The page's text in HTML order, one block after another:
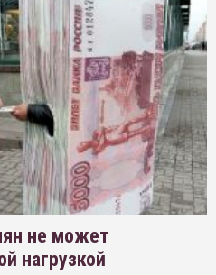
не может
нагрузкой